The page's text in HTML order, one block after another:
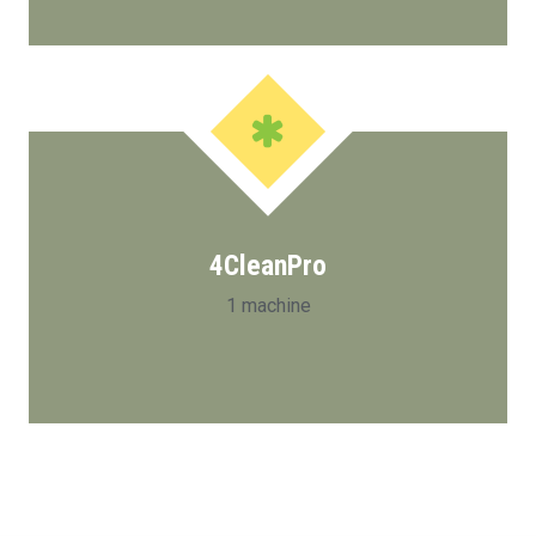
4CleanPro
1 machine